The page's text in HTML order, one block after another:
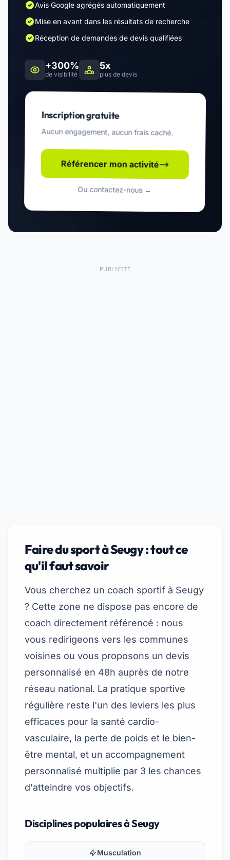
Avis Google agrégés automatiquement
Mise en avant dans les résultats de recherche
Réception de demandes de devis qualifiées
+300%
de visibilité
5x
plus de devis
Inscription gratuite
Aucun engagement, aucun frais caché.
Référencer mon activité
Ou contactez-nous →
PUBLICITÉ
Faire du sport à Seugy : tout ce
qu'il faut savoir
Vous cherchez un coach sportif à Seugy
? Cette zone ne dispose pas encore de
coach directement référencé : nous
vous redirigeons vers les communes
voisines ou vous proposons un devis
personnalisé en 48h auprès de notre
réseau national. La pratique sportive
régulière reste l'un des leviers les plus
efficaces pour la santé cardio-
vasculaire, la perte de poids et le bien-
être mental, et un accompagnement
personnalisé multiplie par 3 les chances
d'atteindre vos objectifs.
Disciplines populaires à Seugy
Musculation